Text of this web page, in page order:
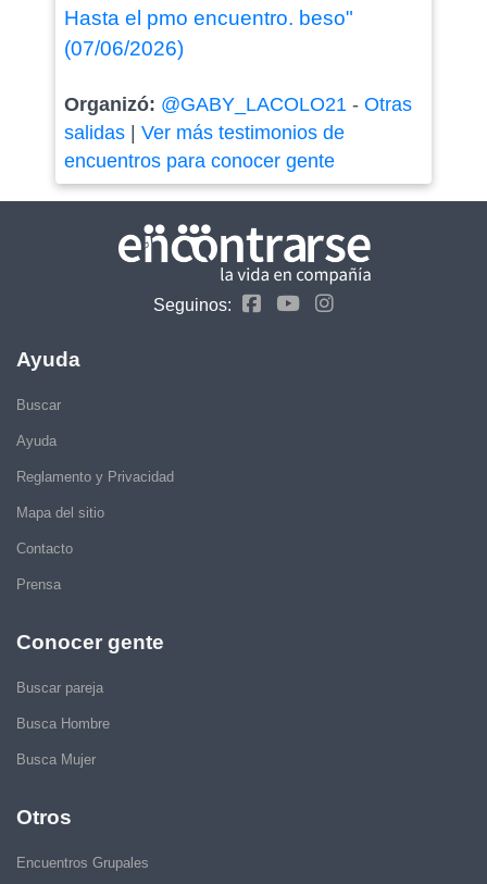
Hasta el pmo encuentro. beso"
(07/06/2026)
Organizó: @GABY_LACOLO21- Otras
salidas| Ver más testimonios de
encuentros para conocer gente
Seguinos:
Ayuda
Buscar
Ayuda
Reglamento y Privacidad
Mapa del sitio
Contacto
Prensa
Conocer gente
Buscar pareja
Busca Hombre
Busca Mujer
Otros
Encuentros Grupales